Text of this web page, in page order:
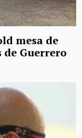
mesa de
Guerrero